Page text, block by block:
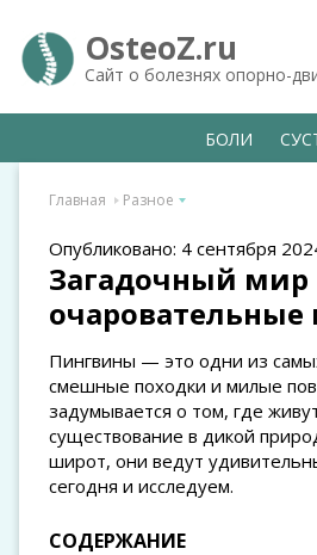
OsteoZ.ru
Сайт о болезнях опорно-
БОЛИ
Главная Разное
Опубликовано: 4 сентября
Загадочный мир
очаровательные
Пингвины — это одни из
смешные походки и милые
задумывается о том, где
существование в дикой
широт, они ведут
сегодня и исследуем.
СОДЕРЖАНИЕ